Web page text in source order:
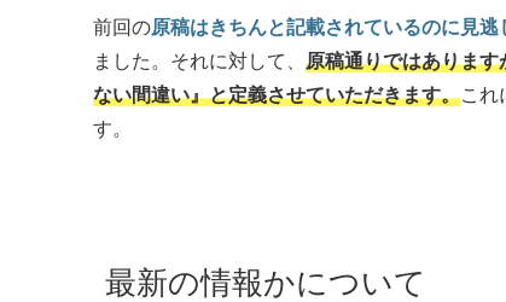
前回の原稿はきちんと記載されているのに見逃
ました。それに対して、 原稿通りではありま
ない間違い』と定義させていただきます。これ
す。
最新の情報かについて